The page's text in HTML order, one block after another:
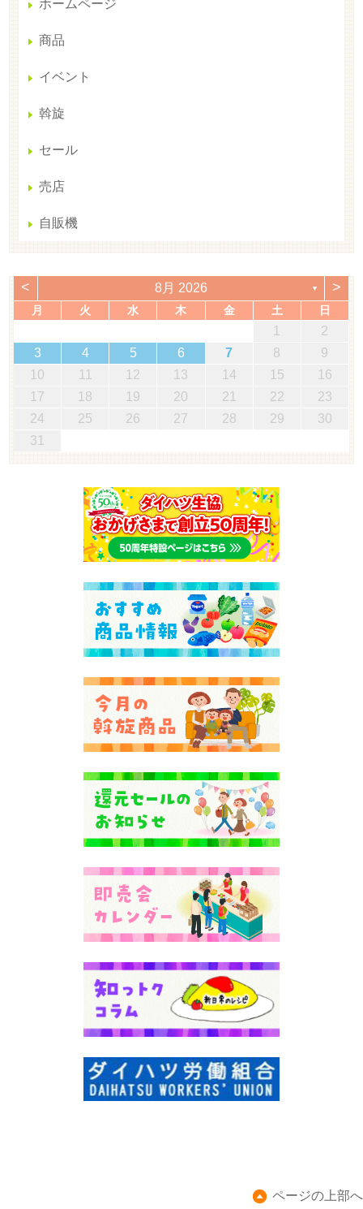
ホームページ
商品
イベント
斡旋
セール
売店
自販機
< 8月 2026 ▼ >
月 火 水 木 金 土 日
1
2
3
4 5 6 7 8
9
10
11 12 13 14 15
16
17
18 19 20 21 22
23
24
25 26 27 28 29
30
31
ページの上部へ